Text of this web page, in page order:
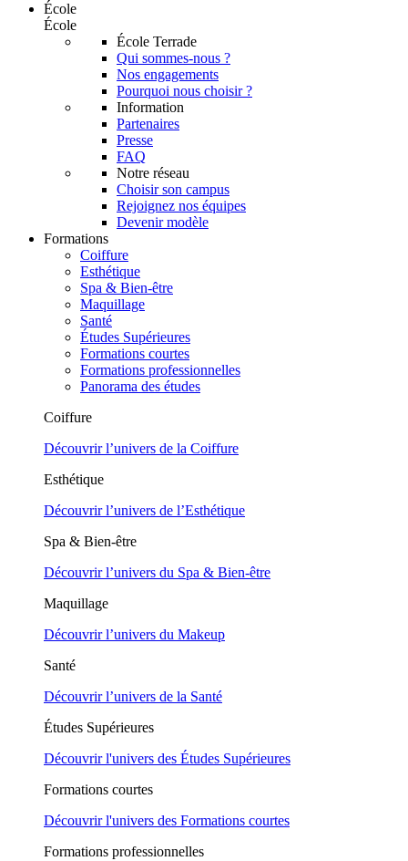
École
École
École Terrade
Qui sommes-nous ?
Nos engagements
Pourquoi nous choisir ?
Information
Partenaires
Presse
FAQ
Notre réseau
Choisir son campus
Rejoignez nos équipes
Devenir modèle
Formations
Coiffure
Esthétique
Spa & Bien-être
Maquillage
Santé
Études Supérieures
Formations courtes
Formations professionnelles
Panorama des études
Coiffure
Découvrir l’univers de la Coiffure
Esthétique
Découvrir l’univers de l’Esthétique
Spa & Bien-être
Découvrir l’univers du Spa & Bien-être
Maquillage
Découvrir l’univers du Makeup
Santé
Découvrir l’univers de la Santé
Études Supérieures
Découvrir l'univers des Études Supérieures
Formations courtes
Découvrir l'univers des Formations courtes
Formations professionnelles